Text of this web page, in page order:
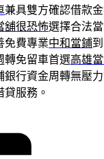
兼具雙方確認借款
舖很恐怖選擇合法
免費專業中和當鋪
轉免留車首選高雄
銀行資金周轉無壓
服務。